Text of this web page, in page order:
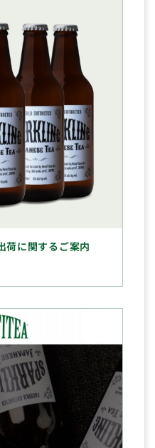
荷に関するご案内